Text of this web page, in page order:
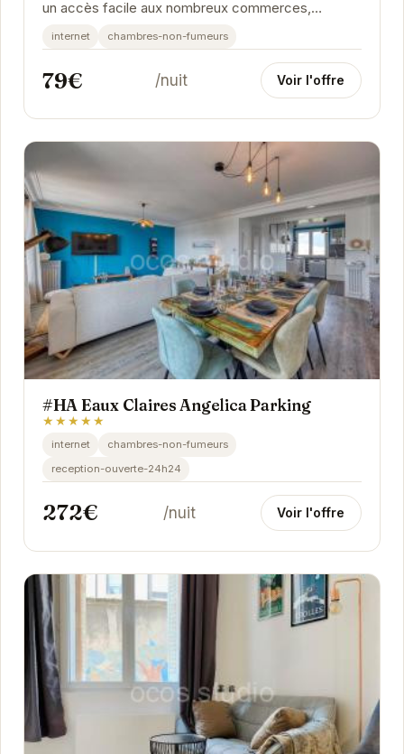
un accès facile aux nombreux commerces,
restaurants et sites culturels de Grenoble. Cet...
internet chambres-non-fumeurs
79€ /nuit Voir l'offre
#HA Eaux Claires Angelica Parking
★★★★★
internet
chambres-non-fumeurs
reception-ouverte-24h24
272€ /nuit Voir l'offre